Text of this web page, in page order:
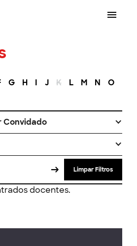
G H I J K L M N O
Convidado
Limpar Filtros
docentes.